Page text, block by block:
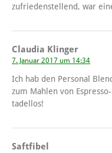
zufriedenstellend, war
Claudia Klinger
7. Januar 2017 um 14:34
Ich hab den Personal
zum Mahlen von
tadellos!
Saftfibel